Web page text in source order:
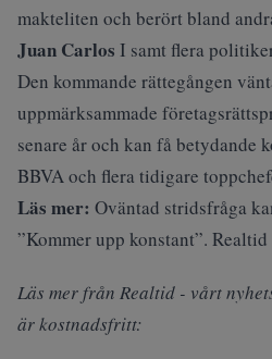
makteliten och berört bland
Juan Carlos I samt flera
Den kommande rättegången
uppmärksammade
senare år och kan få betydande
BBVA och flera tidigare
Läs mer: Oväntad stridsfråga
”Kommer upp konstant”. Realtid
Läs mer från Realtid - vårt
är kostnadsfritt: